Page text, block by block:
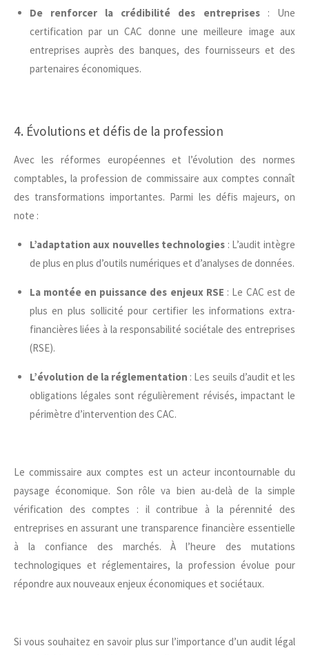
De renforcer la crédibilité des entreprises: Une
certification par un CAC donne une meilleure image aux
entreprises auprès des banques, des fournisseurs et des
partenaires économiques.
4. Évolutions et défis de la profession
Avec les réformes européennes et l’évolution des normes
comptables, la profession de commissaire aux comptes connaît
des transformations importantes. Parmi les défis majeurs, on
note :
L’adaptation aux nouvelles technologies : L’audit intègre
de plus en plus d’outils numériques et d’analyses de données.
La montée en puissance des enjeux RSE : Le CAC est de
plus en plus sollicité pour certifier les informations extra-
financières liées à la responsabilité sociétale des entreprises
(RSE).
L’évolution de la réglementation : Les seuils d’audit et les
obligations légales sont régulièrement révisés, impactant le
périmètre d’intervention des CAC.
Le commissaire aux comptes est un acteur incontournable du
paysage économique. Son rôle va bien au-delà de la simple
vérification des comptes : il contribue à la pérennité des
entreprises en assurant une transparence financière essentielle
à la confiance des marchés. À l’heure des mutations
technologiques et réglementaires, la profession évolue pour
répondre aux nouveaux enjeux économiques et sociétaux.
Si vous souhaitez en savoir plus sur l’importance d’un audit légal